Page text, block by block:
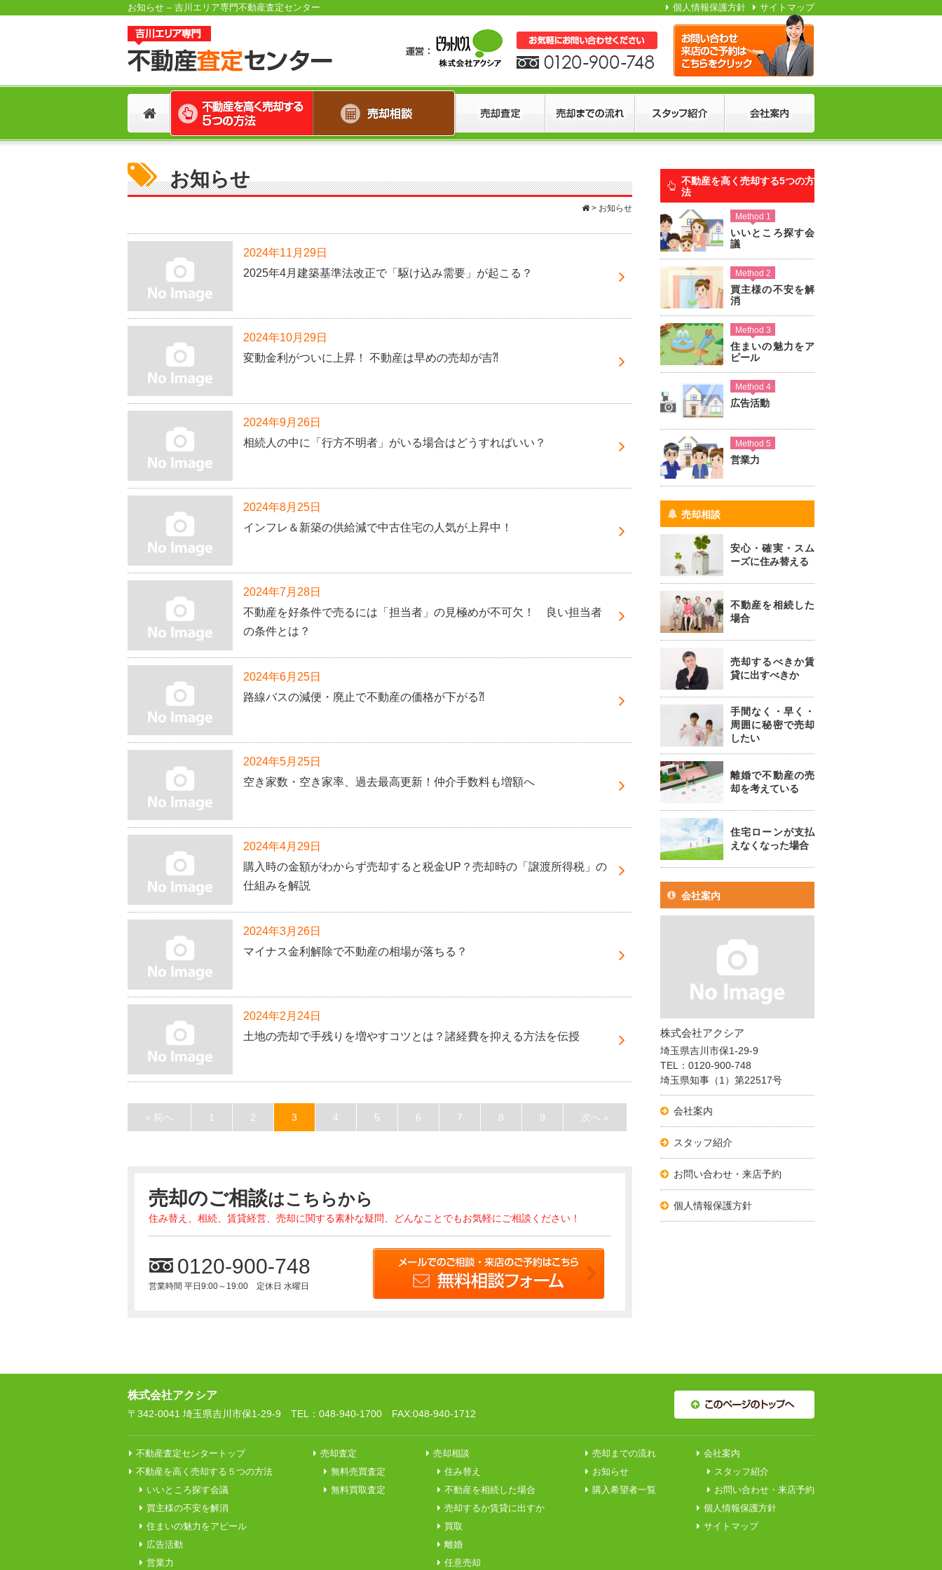
お知らせ – 吉川エリア専門不動産査定センター 個人情報保護方針 サイトマップ
お知らせ
> お知らせ
2024年11月29日
2025年4月建築基準法改正で「駆け込み需要」が起こる？
2024年10月29日
変動金利がついに上昇！ 不動産は早めの売却が吉⁈
2024年9月26日
相続人の中に「行方不明者」がいる場合はどうすればいい？
2024年8月25日
インフレ＆新築の供給減で中古住宅の人気が上昇中！
2024年7月28日
不動産を好条件で売るには「担当者」の見極めが不可欠！ 良い担当者
の条件とは？
2024年6月25日
路線バスの減便・廃止で不動産の価格が下がる⁈
2024年5月25日
空き家数・空き家率、過去最高更新！仲介手数料も増額へ
2024年4月29日
購入時の金額がわからず売却すると税金UP？売却時の「譲渡所得税」の
仕組みを解説
2024年3月26日
マイナス金利解除で不動産の相場が落ちる？
2024年2月24日
土地の売却で手残りを増やすコツとは？諸経費を抑える方法を伝授
« 前へ 1 2 3 4 5 6 7 8 9 次へ »
売却のご相談はこちらから
住み替え、相続、賃貸経営、売却に関する素朴な疑問、どんなことでもお気軽にご相談ください！
0120-900-748
営業時間 平日9:00～19:00 定休日 水曜日
不動産を高く売却する5つの方
法
Method 1
いいところ探す会
議
Method 2
買主様の不安を解
消
Method 3
住まいの魅力をア
ピール
Method 4
広告活動
Method 5
営業力
売却相談
安心・確実・スム
ーズに住み替える
不動産を相続した
場合
売却するべきか賃
貸に出すべきか
手間なく・早く・
周囲に秘密で売却
したい
離婚で不動産の売
却を考えている
住宅ローンが支払
えなくなった場合
会社案内
株式会社アクシア
埼玉県吉川市保1-29-9
TEL：0120-900-748
埼玉県知事（1）第22517号
会社案内
スタッフ紹介
お問い合わせ・来店予約
個人情報保護方針
株式会社アクシア
〒342-0041 埼玉県吉川市保1-29-9 TEL：048-940-1700 FAX:048-940-1712
不動産査定センタートップ
不動産を高く売却する５つの方法
いいところ探す会議
買主様の不安を解消
住まいの魅力をアピール
広告活動
営業力
売却査定
無料売買査定
無料買取査定
売却相談
住み替え
不動産を相続した場合
売却するか賃貸に出すか
買取
離婚
任意売却
売却までの流れ
お知らせ
購入希望者一覧
会社案内
スタッフ紹介
お問い合わせ・来店予約
個人情報保護方針
サイトマップ